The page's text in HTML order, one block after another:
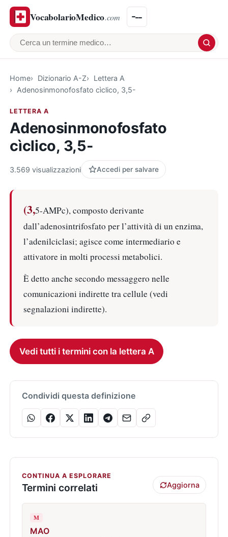
VocabolarioMedico.com
Cerca un termine medico
Home Dizionario A-Z
Lettera A
Adenosinmonofosfato cìclico, 3,5-
LETTERA A
Adenosinmonofosfato
cìclico, 3,5-
3.569 visualizzazioni Accedi per salvare
(3,5-AMPc), composto derivante
dall’adenosintrifosfato per l’attività di un enzima,
l’adenilciclasi; agisce come intermediario e
attivatore in molti processi metabolici.
È detto anche secondo messaggero nelle
comunicazioni indirette tra cellule (vedi
segnalazioni indirette).
Vedi tutti i termini con la lettera A
Condividi questa definizione
CONTINUA A ESPLORARE
Termini correlati Aggiorna
M
MAO